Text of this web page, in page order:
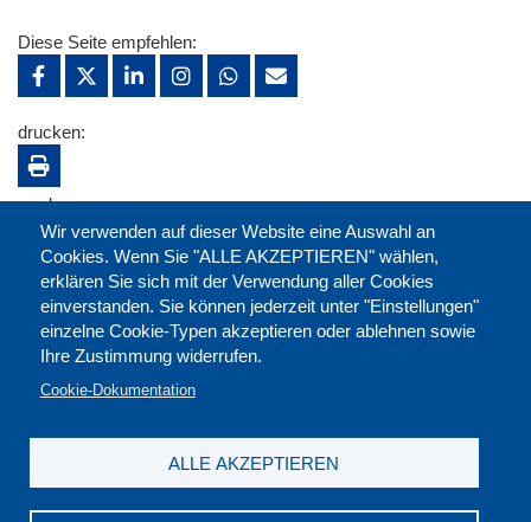
Wir verwenden auf dieser Website eine Auswahl an
Cookies. Wenn Sie "ALLE AKZEPTIEREN" wählen,
erklären Sie sich mit der Verwendung aller Cookies
einverstanden. Sie können jederzeit unter "Einstellungen"
einzelne Cookie-Typen akzeptieren oder ablehnen sowie
Ihre Zustimmung widerrufen.
Cookie-Dokumentation
ALLE AKZEPTIEREN
Diese Seite empfehlen:
drucken:
merken: